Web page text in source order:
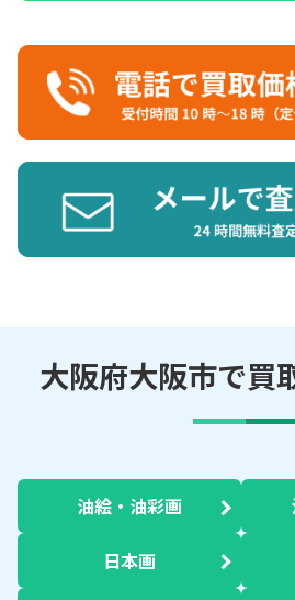
大阪府大阪市で買
油絵・油彩画
日本画